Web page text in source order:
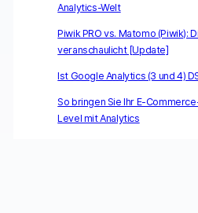
Analytics-Welt
Piwik PRO vs. Matomo (Piwik):
veranschaulicht [Update]
Ist Google Analytics (3 und 4)
So bringen Sie Ihr E-
Level mit Analytics